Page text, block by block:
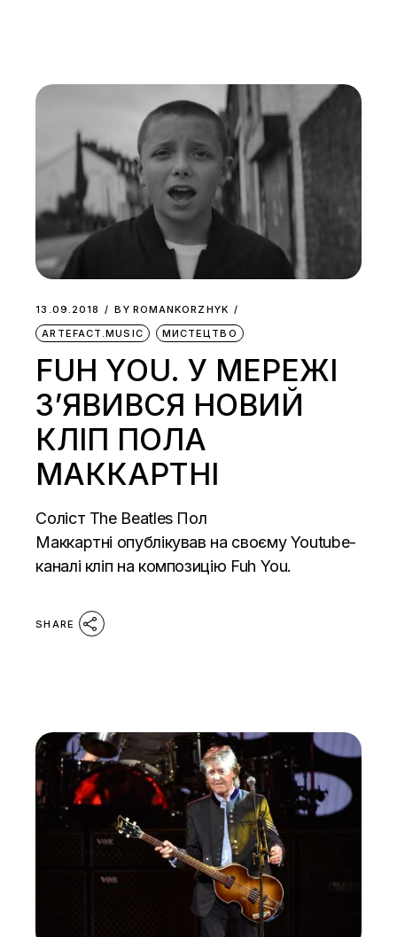
13.09.2018 BY ROMANKORZHYK
ARTEFACT.MUSIC
МИСТЕЦТВО
FUH YOU. У МЕРЕЖІ
З’ЯВИВСЯ НОВИЙ
КЛІП ПОЛА
МАККАРТНІ
Соліст The Beatles Пол
Маккартні опублікував на своєму Youtube-
каналі кліп на композицію Fuh You.
SHARE